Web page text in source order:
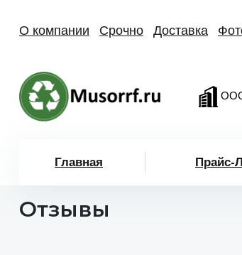
О компании Срочно Доставка
ООО
Главная Прайс-
Отзывы